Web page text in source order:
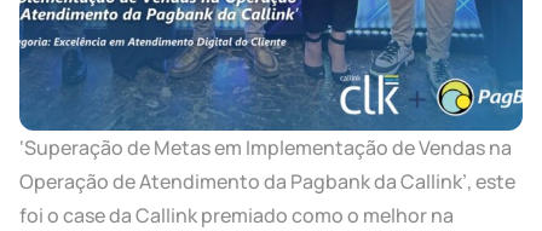
‘Superação de Metas em Implementação de Vendas na
Operação de Atendimento da Pagbank da Callink’, este
foi o case da Callink premiado como o melhor na